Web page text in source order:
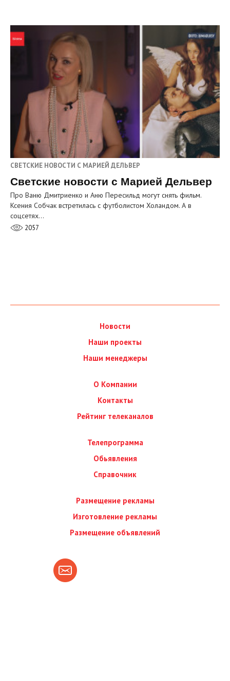
СВЕТСКИЕ НОВОСТИ С МАРИЕЙ ДЕЛЬВЕР
Светские новости с Марией Дельвер
Про Ваню Дмитриенко и Аню Пересильд могут снять фильм.
Ксения Собчак встретилась с футболистом Холандом. А в
соцсетях…
2057
Новости
Наши проекты
Наши менеджеры
О Компании
Контакты
Рейтинг телеканалов
Телепрограмма
Обьявления
Справочник
Размещение рекламы
Изготовление рекламы
Размещение объявлений